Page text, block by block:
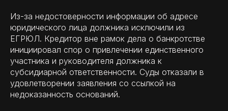
Из-за недостоверности информации об адресе
юридического лица должника исключили из
ЕГРЮЛ. Кредитор вне рамок дела о банкротстве
инициировал спор о привлечении единственного
участника и руководителя должника к
субсидиарной ответственности. Суды отказали в
удовлетворении заявления со ссылкой на
недоказанность оснований.